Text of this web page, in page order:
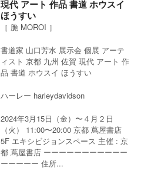
現代 アート 作品 書道 ホウスイ
ほうすい
［ 脆 MOROI ］
書道家 山口芳水 展示会 個展 アーテ
ィスト 京都 九州 佐賀 現代 アート 作
品 書道 ホウスイ ほうすい
ハーレー harleydavidson
2024年3月15日（金）〜４月２日
（火） 11:00〜20:00 京都 蔦屋書店
5F エキシビジョンスペース 主催 : 京
都 蔦屋書店 ーーーーーーーーーーー
ーーーーー 住所...